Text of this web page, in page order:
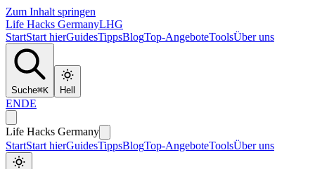
Zum Inhalt springen
Life Hacks GermanyLHG
StartStart hierGuidesTippsBlogTop-AngeboteToolsÜber uns
Suche⌘K Hell
ENDE
Life Hacks Germany
StartStart hierGuidesTippsBlogTop-AngeboteToolsÜber uns